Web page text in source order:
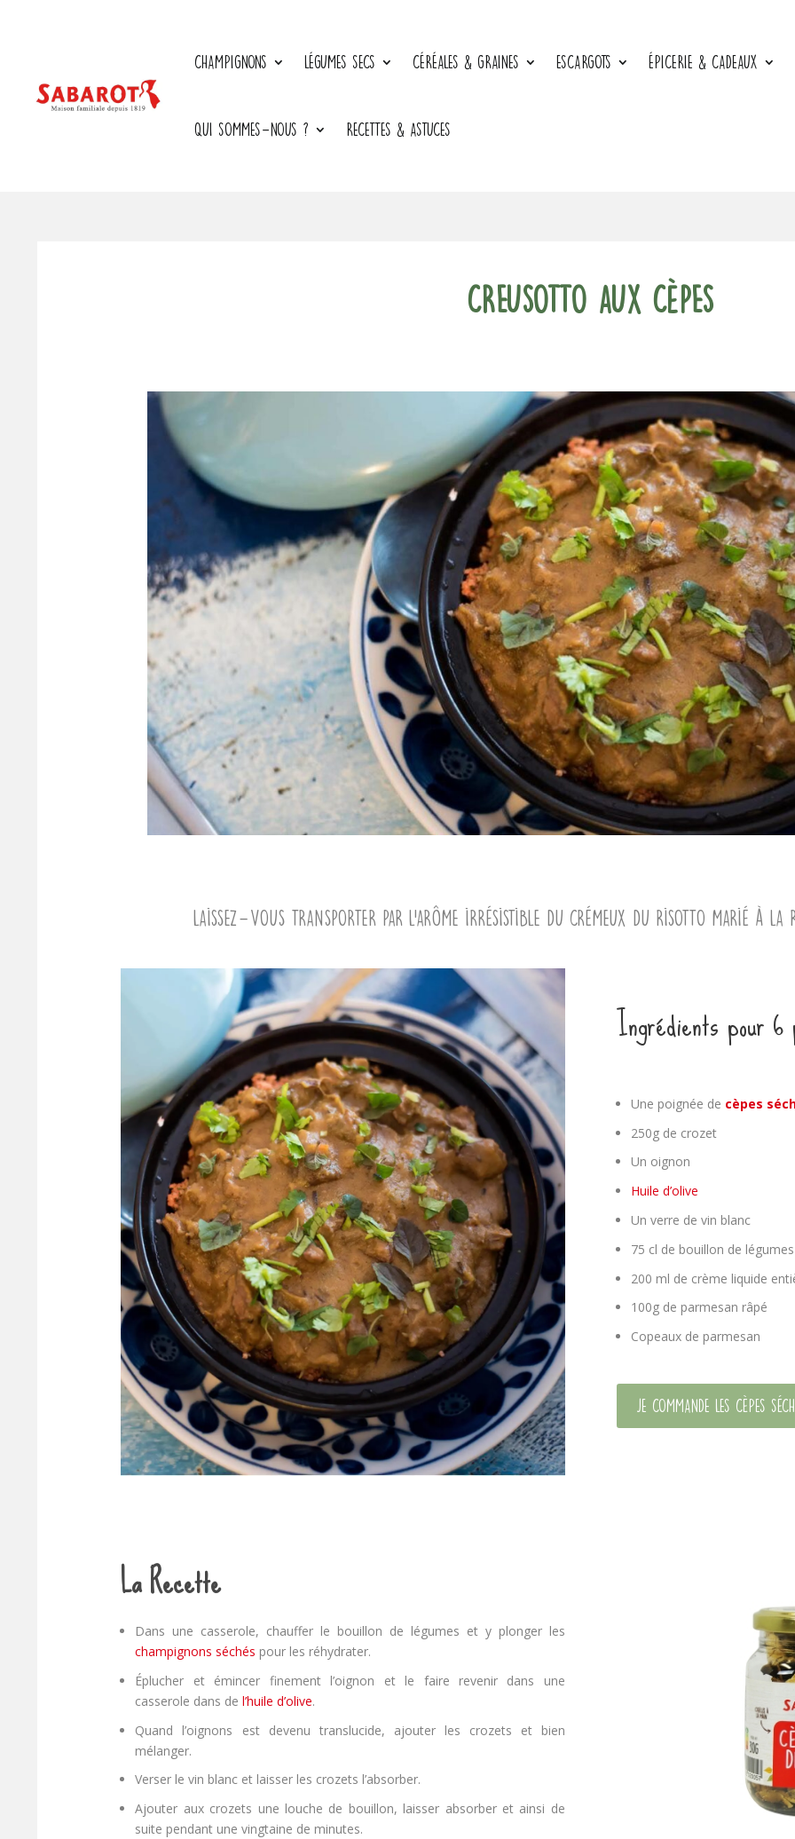
CHAMPIGNONS LÉGUMES SECS CÉRÉALES & GRAINES ESCARGOTS ÉPICERIE & CADEAUX
QUI SOMMES-NOUS ? RECETTES & ASTUCES
Creusotto aux cèpes
Laissez-vous transporter par l’arôme irrésistible du crémeux du risotto marié à la
Ingrédients pour 6
Une poignée de cèpes
250g de crozet
Un oignon
Huile d’olive
Un verre de vin blanc
75 cl de bouillon de légumes
200 ml de crème liquide
100g de parmesan râpé
Copeaux de parmesan
Je commande les cèpes
La Recette
Dans une casserole, chauffer le bouillon de légumes et y plonger les
champignons séchés pour les réhydrater.
Éplucher et émincer finement l’oignon et le faire revenir dans une
casserole dans de l’huile d’olive.
Quand l’oignons est devenu translucide, ajouter les crozets et bien
mélanger.
Verser le vin blanc et laisser les crozets l’absorber.
Ajouter aux crozets une louche de bouillon, laisser absorber et ainsi de
suite pendant une vingtaine de minutes.